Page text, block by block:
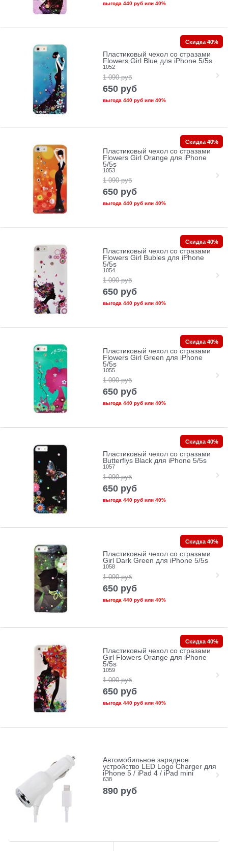
выгода 440 рубили 40%
Пластиковый чехол со стразами
Flowers Girl Blue для iPhone 5/5s
1052
1 090 руб
650 руб
выгода 440 рубили 40%
Скидка 40%
Пластиковый чехол со стразами
Flowers Girl Orange для iPhone
5/5s
1053
1 090 руб
650 руб
выгода 440 рубили 40%
Скидка 40%
Пластиковый чехол со стразами
Flowers Girl Bubles для iPhone
5/5s
1054
1 090 руб
650 руб
выгода 440 рубили 40%
Скидка 40%
Пластиковый чехол со стразами
Flowers Girl Green для iPhone
5/5s
1055
1 090 руб
650 руб
выгода 440 рубили 40%
Скидка 40%
Пластиковый чехол со стразами
Butterflys Black для iPhone 5/5s
1057
1 090 руб
650 руб
выгода 440 рубили 40%
Скидка 40%
Пластиковый чехол со стразами
Girl Dark Green для iPhone 5/5s
1058
1 090 руб
650 руб
выгода 440 рубили 40%
Скидка 40%
Пластиковый чехол со стразами
Girl Flowers Orange для iPhone
5/5s
1059
1 090 руб
650 руб
выгода 440 рубили 40%
Скидка 40%
Автомобильное зарядное
устройство LED Logo Charger для
iPhone 5 / iPad 4 / iPad mini
638
890 руб